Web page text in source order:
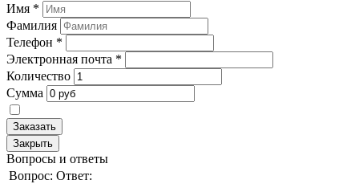
Имя *
Фамилия
Телефон *
Электронная почта *
Количество
Сумма
Заказать
Закрыть
Вопросы и ответы
Вопрос: Ответ: